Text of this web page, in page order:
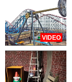
VIDEO